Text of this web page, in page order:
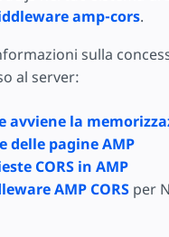
amp-cors.
sulla
al server:
avviene la
delle pagine AMP
CORS in AMP
AMP CORS per